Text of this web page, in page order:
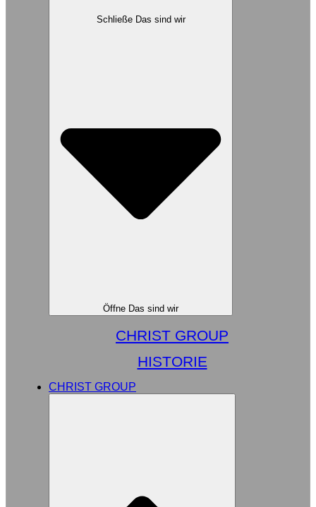
Schließe Das sind wir
Öffne Das sind wir
CHRIST GROUP
HISTORIE
CHRIST GROUP